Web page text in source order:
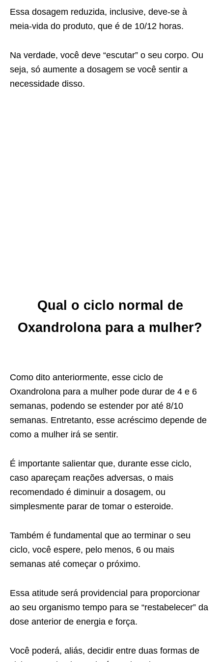
Essa dosagem reduzida, inclusive, deve-se à
meia-vida do produto, que é de 10/12 horas.
Na verdade, você deve “escutar” o seu corpo. Ou
seja, só aumente a dosagem se você sentir a
necessidade disso.
Qual o ciclo normal de
Oxandrolona para a mulher?
Como dito anteriormente, esse ciclo de
Oxandrolona para a mulher pode durar de 4 e 6
semanas, podendo se estender por até 8/10
semanas. Entretanto, esse acréscimo depende de
como a mulher irá se sentir.
É importante salientar que, durante esse ciclo,
caso apareçam reações adversas, o mais
recomendado é diminuir a dosagem, ou
simplesmente parar de tomar o esteroide.
Também é fundamental que ao terminar o seu
ciclo, você espere, pelo menos, 6 ou mais
semanas até começar o próximo.
Essa atitude será providencial para proporcionar
ao seu organismo tempo para se “restabelecer” da
dose anterior de energia e força.
Você poderá, aliás, decidir entre duas formas de